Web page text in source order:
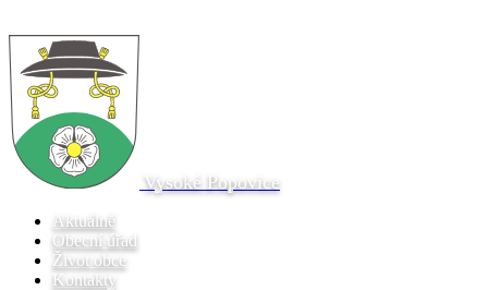
Vysoké Popovice
Aktuálně
Obecní úřad
Život obce
Kontakty